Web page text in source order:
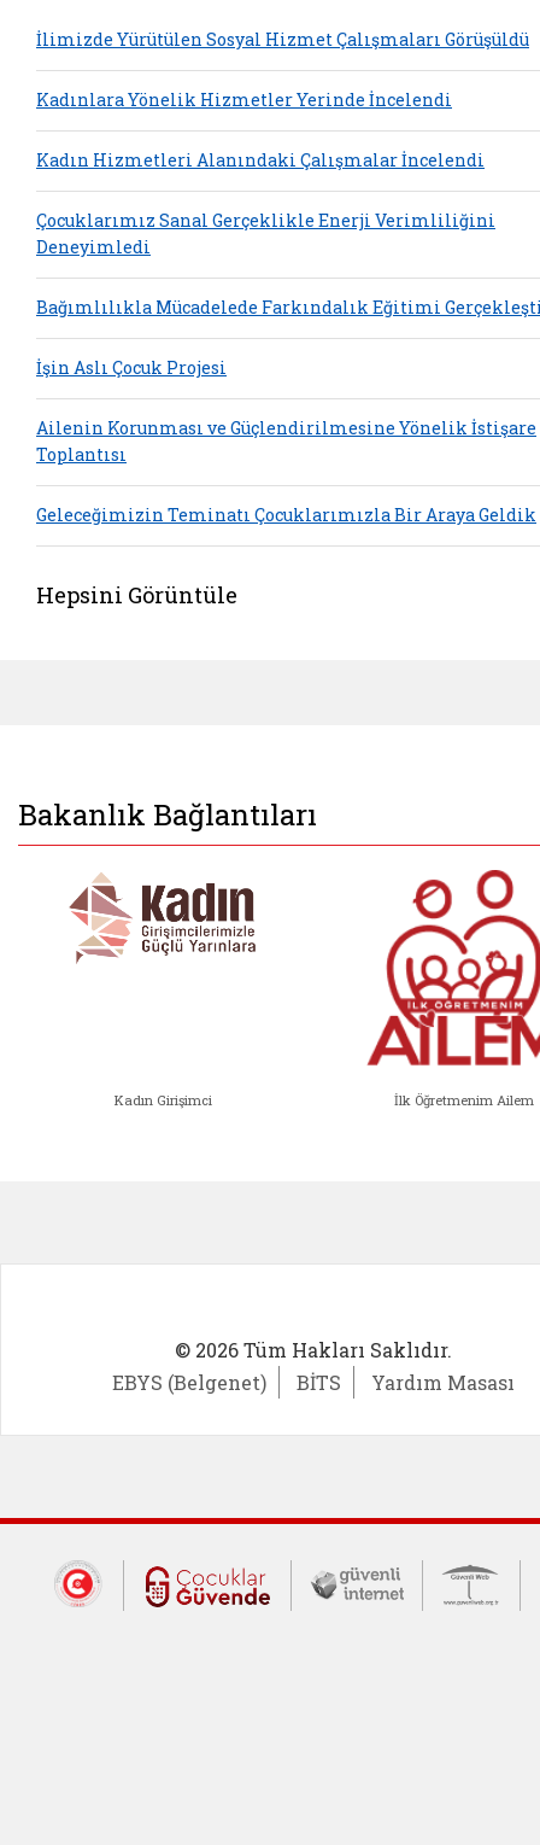
İlimizde Yürütülen Sosyal Hizmet Çalışmaları Görüşüldü
Kadınlara Yönelik Hizmetler Yerinde İncelendi
Kadın Hizmetleri Alanındaki Çalışmalar İncelendi
Çocuklarımız Sanal Gerçeklikle Enerji Verimliliğini
Deneyimledi
Bağımlılıkla Mücadelede Farkındalık Eğitimi
İşin Aslı Çocuk Projesi
Ailenin Korunması ve Güçlendirilmesine Yönelik İstişare
Toplantısı
Geleceğimizin Teminatı Çocuklarımızla Bir Araya Geldik
Hepsini Görüntüle
Bakanlık Bağlantıları
Kadın Girişimci İlk Öğretmenim Ailem
© 2026 Tüm Hakları Saklıdır.
EBYS (Belgenet)
BİTS Yardım Masası
Dış Bağlantılar
Cumhurbaşkanlığı İletişim Merkezi
Çocuklar Güvende (yeni
Güvenli